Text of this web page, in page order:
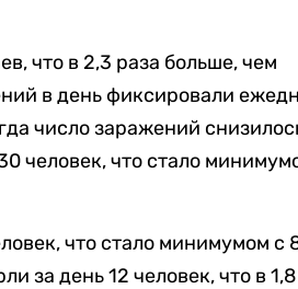
что в 2,3 раза больше, чем
в день фиксировали
число заражений
человек, что стало
что стало минимумом с
за день 12 человек, что в